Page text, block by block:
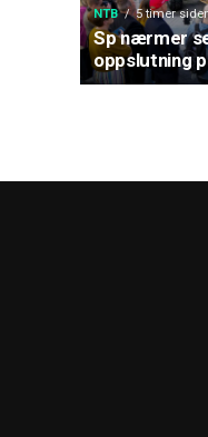
NTB 5 timer
Sp nærmer
oppslutning